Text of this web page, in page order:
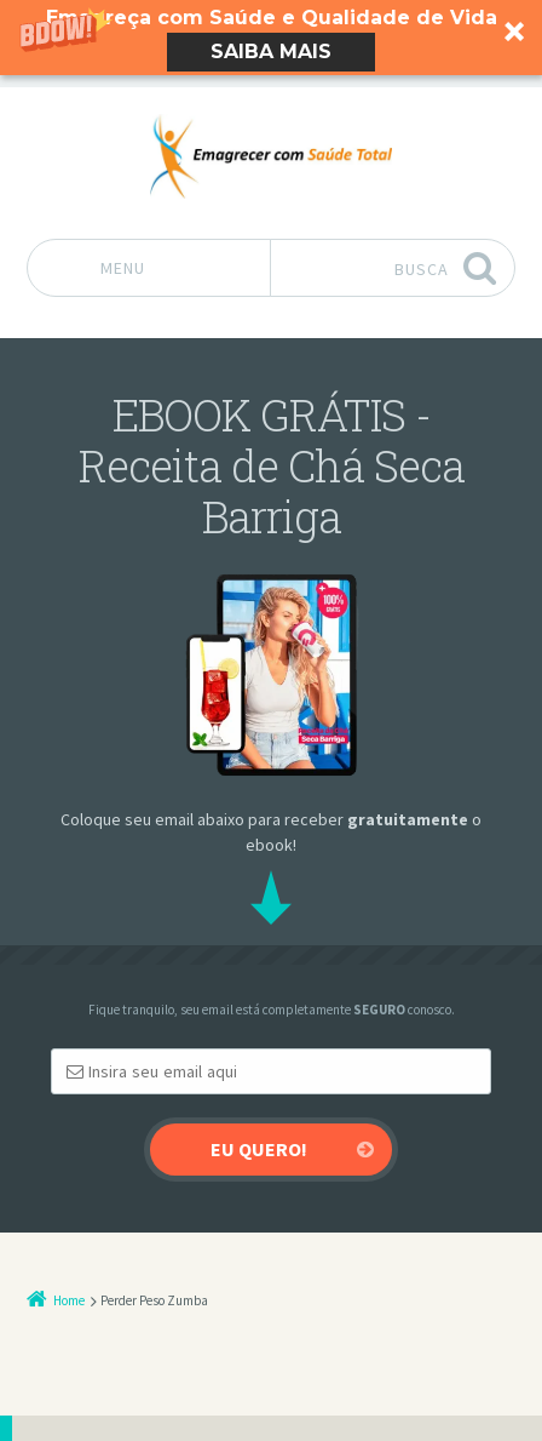
Emagreça com Saúde e Qualidade de Vida
SAIBA MAIS
MENU BUSCA
EBOOK GRÁTIS -
Receita de Chá Seca
Barriga
Coloque seu email abaixo para receber gratuitamente o
ebook!
Fique tranquilo, seu email está completamente SEGUROconosco.
Home Perder Peso Zumba